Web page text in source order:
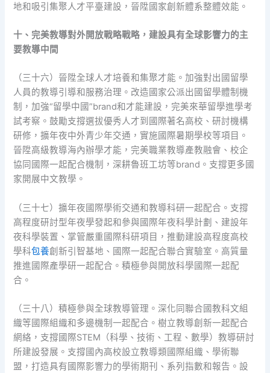
地和吸引集聚人才平臺建設，晉陞國家創新體系整體效能。
十、完美教導對外開放戰略戰略，建設具有全球影響力的主
要教導中間
（三十六）晉陞全球人才培養和集聚才能。加強對出國留學
人員的教導引導和服務治理。改造國家公派出國留學體制機
制，加強“留學中國”brand和才能建設，完美來華留學進學考
試考察。鼓勵支撐選拔優秀人才到國際著名高校、研討機構
研修，擴年夜中外青少年交通，實施國際暑期學校等項目。
晉陞高級教導海內辦學才能，完美職業教導產教融會、校企
協同國際一起配合機制，深耕魯班工坊等brand。支撐更多國
家開展中文教學。
（三十七）擴年夜國際學術交通和教導科研一起配合。支撐
高程度研討型年夜學發起和參與國際年夜科學計劃、建設年
夜科學裝置、掌管嚴重國際科研項目，推動建設高程度高校
學科包養創新引智基地、國際一起配合聯合實驗室。高質量
推進國際產學研一起配合。積極參與開放科學國際一起配
合。
（三十八）積極參與全球教導管理。深化同聯合國教科文組
織等國際組織和多邊機制一起配合。樹立教導創新一起配合
網絡，支撐國際STEM（科學、技術、工程、數學）教導研討
所建設發展。支撐國內高校設立教導類國際組織、學術聯
盟，打造具有國際影響力的學術期刊、系列指數和報告。設